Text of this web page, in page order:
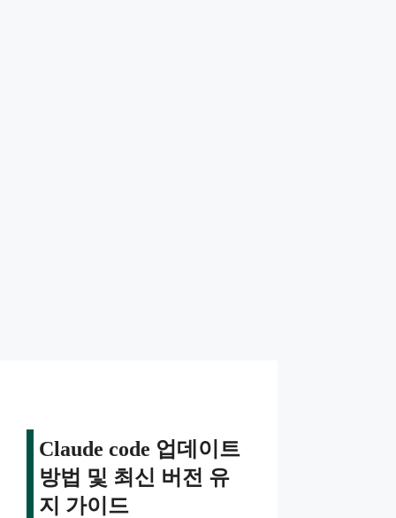
Claude code 업데이트
방법 및 최신 버전 유
지 가이드